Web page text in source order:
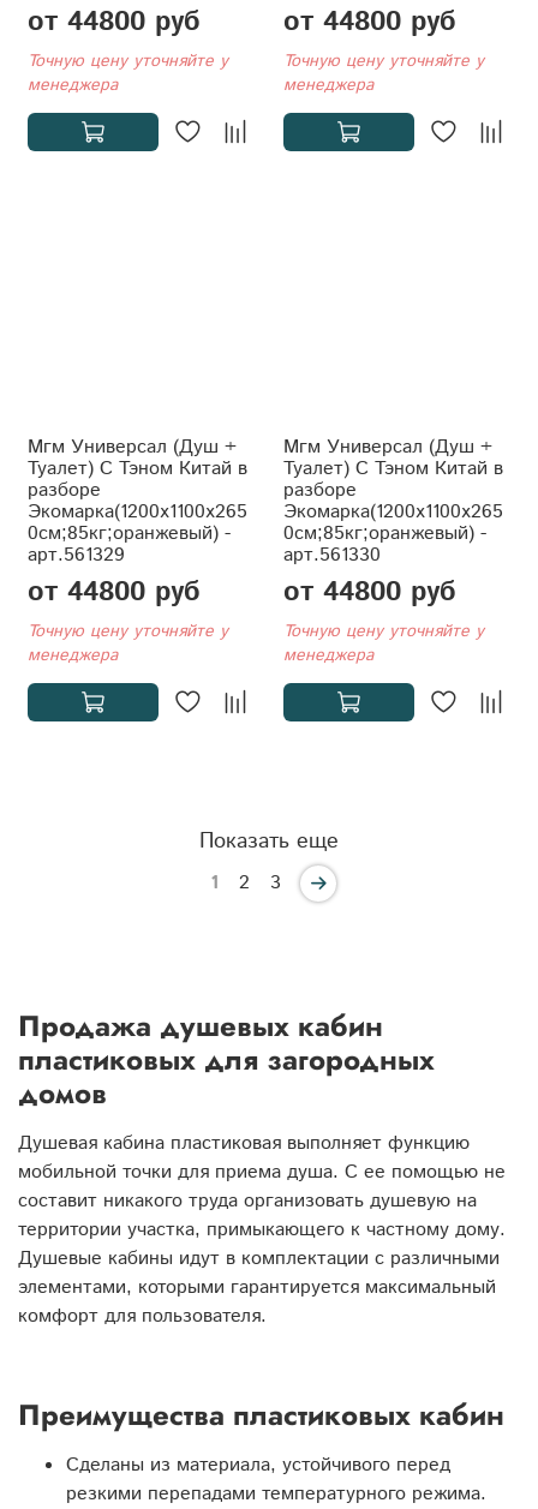
от 44800 руб
Точную цену уточняйте у
менеджера
от 44800 руб
Точную цену уточняйте у
менеджера
Мгм Универсал (Душ +
Туалет) С Тэном Китай в
разборе
Экомарка(1200x1100x265
0см;85кг;оранжевый) -
арт.561329
от 44800 руб
Точную цену уточняйте у
менеджера
Мгм Универсал (Душ +
Туалет) С Тэном Китай в
разборе
Экомарка(1200x1100x265
0см;85кг;оранжевый) -
арт.561330
от 44800 руб
Точную цену уточняйте у
менеджера
Показать еще
1 2 3
Продажа душевых кабин
пластиковых для загородных
домов
Душевая кабина пластиковая выполняет функцию
мобильной точки для приема душа. С ее помощью не
составит никакого труда организовать душевую на
территории участка, примыкающего к частному дому.
Душевые кабины идут в комплектации с различными
элементами, которыми гарантируется максимальный
комфорт для пользователя.
Преимущества пластиковых кабин
Сделаны из материала, устойчивого перед
резкими перепадами температурного режима.